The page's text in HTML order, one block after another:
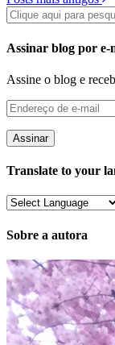
Assinar blog por e-
Assine o blog e
Endereço
de
e-
mail
Translate to your
Sobre a autora